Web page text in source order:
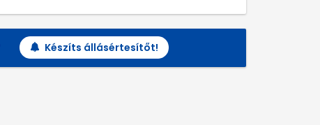
Készíts állásértesítőt!